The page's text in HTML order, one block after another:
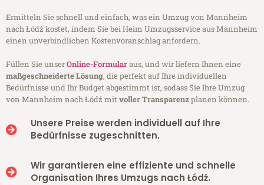
Ermitteln Sie schnell und einfach, was ein Umzug von Mannheim
nach Łódź kostet, indem Sie bei Heim Umzugsservice aus Mannheim
einen unverbindlichen Kostenvoranschlag anfordern.
Füllen Sie unserOnline-Formularaus, und wir liefern Ihnen eine
maßgeschneiderte Lösung, die perfekt auf Ihre individuellen
Bedürfnisse und Ihr Budget abgestimmt ist, sodass Sie Ihre Umzug
von Mannheim nach Łódź mitvoller Transparenzplanen können.
Unsere Preise werden individuell auf Ihre
Bedürfnisse zugeschnitten.
Wir garantieren eine effiziente und schnelle
Organisation Ihres Umzugs nach Łódź.